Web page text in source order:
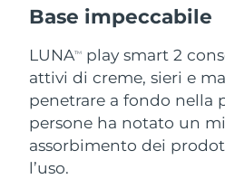
Base impeccabile
LUNATM
play smart 2
attivi di creme, sieri e
penetrare a fondo nella
persone ha notato un
assorbimento dei
l’uso.
Thailandia
Turchia
Emirati Arabi Uniti